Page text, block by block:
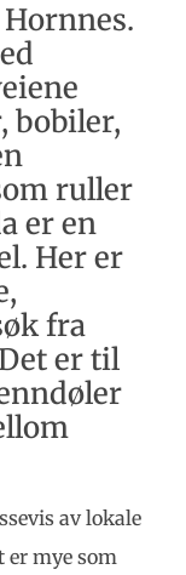
bobiler,
ruller
er en
Her er
fra
er til
av lokale
er mye som